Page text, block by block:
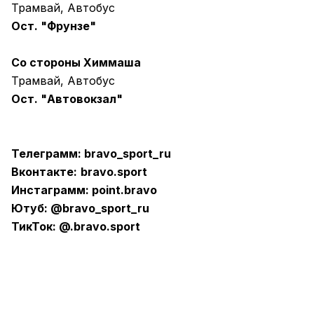
Трамвай, Автобус
Ост. "Фрунзе"
Со стороны Химмаша
Трамвай, Автобус
Ост. "Автовокзал"
Телеграмм: bravo_sport_ru
Вконтакте: bravo.sport
Инстаграмм: point.bravo
Ютуб: @bravo_sport_ru
ТикТок: @.bravo.sport